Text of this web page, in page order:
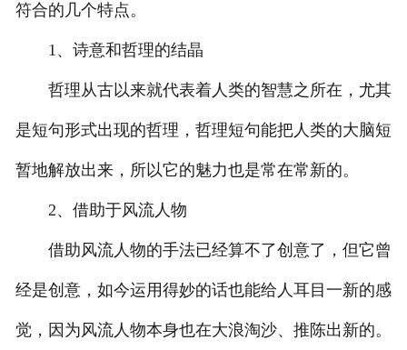
符合的几个特点。
1、诗意和哲理的结晶
哲理从古以来就代表着人类的智慧之所在，尤其
是短句形式出现的哲理，哲理短句能把人类的大脑短
暂地解放出来，所以它的魅力也是常在常新的。
2、借助于风流人物
借助风流人物的手法已经算不了创意了，但它曾
经是创意，如今运用得妙的话也能给人耳目一新的感
觉，因为风流人物本身也在大浪淘沙、推陈出新的。